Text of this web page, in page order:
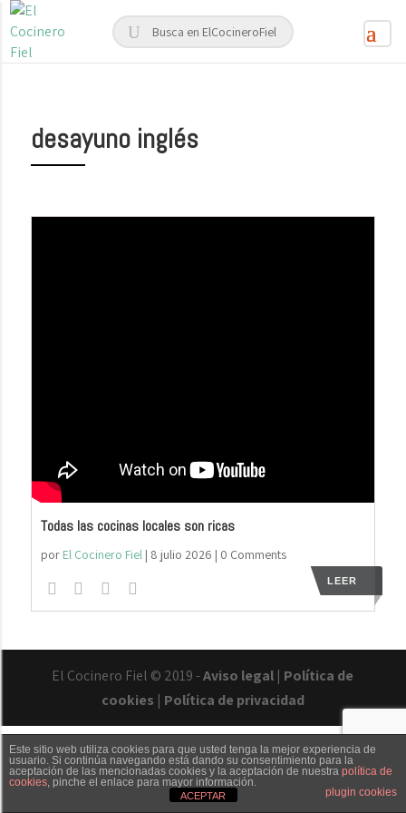
desayuno inglés
Todas las cocinas locales son ricas
por El Cocinero Fiel| 8 julio 2026 | 0 Comments
LEER
El Cocinero Fiel © 2019 -Aviso legal | Política de
cookies | Política de privacidad
Txaber Allué Redes sociales Contacto
Este sitio web utiliza cookies para que usted tenga la mejor experiencia de
usuario. Si continúa navegando está dando su consentimiento para la
aceptación de las mencionadas cookies y la aceptación de nuestra política de
cookies, pinche el enlace para mayor información.
plugin cookies
ACEPTAR